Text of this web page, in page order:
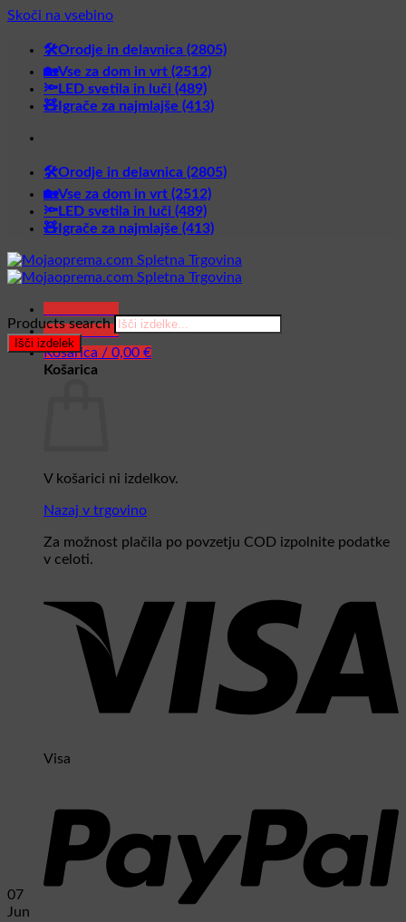
Skoči na vsebino
🛠️Orodje in delavnica (2805)
🏡Vse za dom in vrt (2512)
🔦LED svetila in luči (489)
🧸Igrače za najmlajše (413)
🛠️Orodje in delavnica (2805)
🏡Vse za dom in vrt (2512)
🔦LED svetila in luči (489)
🧸Igrače za najmlajše (413)
Glavni meni
Košarica / 0,00 €
Košarica
V košarici ni izdelkov.
Nazaj v trgovino
Za možnost plačila po povzetju COD izpolnite podatke
v celoti.
Visa
Products search
Išči izdelek
07
Jun